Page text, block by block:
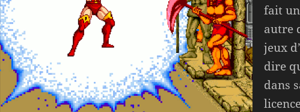
fait
autre
jeux
dire
dans